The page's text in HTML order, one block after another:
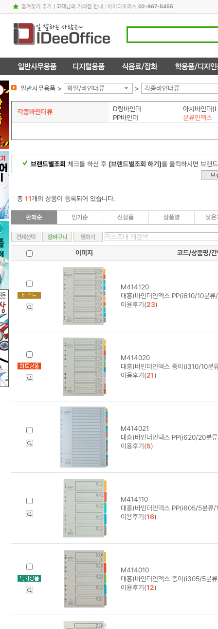
즐겨찾기 추가| 고객님의 거래점 안내 : 아이디오피스 02-867-5455
일반사무용품 > 화일/바인더류 > 각종바인더류
각종바인더류 D링바인더
아치바인더
PP바인더
분류인덱스
브랜드별조회 체크를 하신 후 [브랜드별조회 하기]를 클릭하시면 브랜
총 11개의 상품이 등록되어 있습니다.
이미지 코드/상품명/간
M414120
대흥)바인더인덱스 PP(i610/10분
이용후기(23)
M414020
대흥)바인더인덱스 종이(i310/10분
이용후기(21)
M414021
대흥)바인더인덱스 PP(i620/20분
이용후기(5)
M414110
대흥)바인더인덱스 PP(i605/5분류/
이용후기(16)
M414010
대흥)바인더인덱스 종이(i305/5분
이용후기(12)